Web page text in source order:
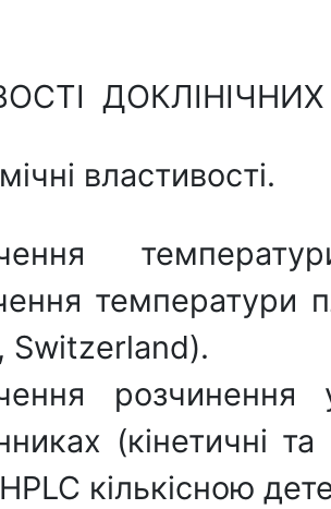
властивості.
температури
Switzerland).
(кінетичні
кількісною